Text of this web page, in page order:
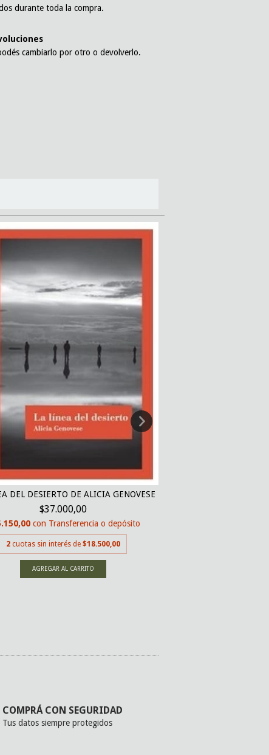
durante toda la compra.
cambiarlo por otro o devolverlo.
DEL DESIERTO DE ALICIA GENOVESE
$37.000,00
con Transferencia o depósito
2 cuotas sin interés de$18.500,00
COMPRÁ CON SEGURIDAD
Tus datos siempre protegidos